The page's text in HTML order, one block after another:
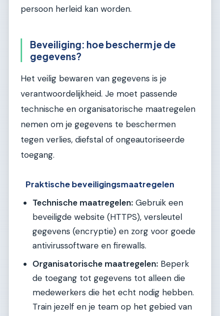
persoon herleid kan worden.
Beveiliging: hoe bescherm je de
gegevens?
Het veilig bewaren van gegevens is je
verantwoordelijkheid. Je moet passende
technische en organisatorische maatregelen
nemen om je gegevens te beschermen
tegen verlies, diefstal of ongeautoriseerde
toegang.
Praktische beveiligingsmaatregelen
Technische maatregelen: Gebruik een
beveiligde website (HTTPS), versleutel
gegevens (encryptie) en zorg voor goede
antivirussoftware en firewalls.
Organisatorische maatregelen: Beperk
de toegang tot gegevens tot alleen die
medewerkers die het echt nodig hebben.
Train jezelf en je team op het gebied van